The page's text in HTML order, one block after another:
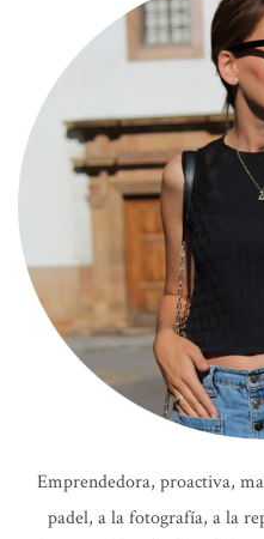
Emprendedora, proactiva,
padel, a la fotografía, a la